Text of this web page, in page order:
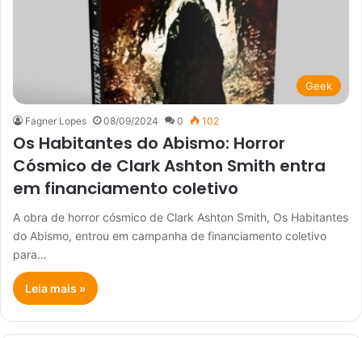
Geek
Fagner Lopes 08/09/2024 0 102
Os Habitantes do Abismo: Horror
Cósmico de Clark Ashton Smith entra
em financiamento coletivo
A obra de horror cósmico de Clark Ashton Smith, Os Habitantes
do Abismo, entrou em campanha de financiamento coletivo
para…
Leia mais »